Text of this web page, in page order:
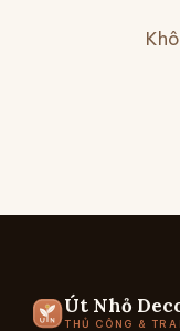
Út Nhỏ
THỦ CÔNG &